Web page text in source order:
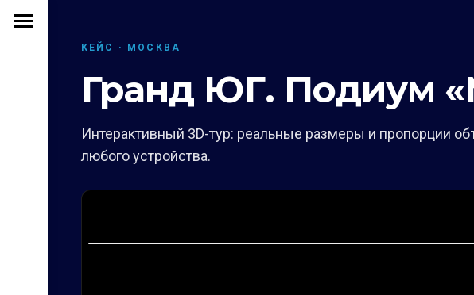
КЕЙС · МОСКВА
Гранд ЮГ. Подиум
Интерактивный 3D-тур: реальные размеры и пропорции
любого устройства.